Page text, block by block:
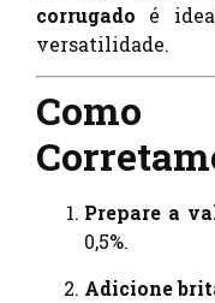
corrugado é
versatilidade.
Prepare a
0,5%.
Adicione